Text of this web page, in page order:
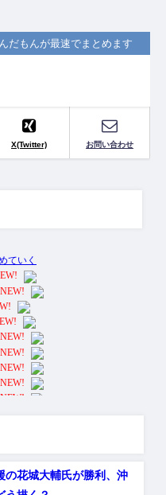
だもんが最速でまとめます
X(Twitter) お問い合わせ
の花城大輔氏が勝利、沖